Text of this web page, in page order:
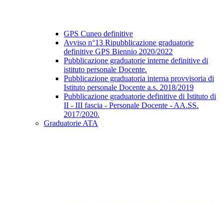
GPS Cuneo definitive
Avviso n°13 Ripubblicazione graduatorie
definitive GPS Biennio 2020/2022
Pubblicazione graduatorie interne definitive di
istituto personale Docente.
Pubblicazione graduatoria interna provvisoria di
Istituto personale Docente a.s. 2018/2019
Pubblicazione graduatorie definitive di Istituto di
II - III fascia - Personale Docente - AA.SS.
2017/2020.
Graduatorie ATA